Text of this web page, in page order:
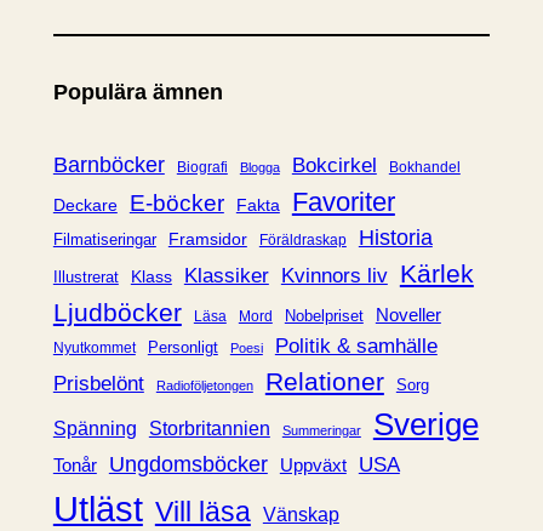
t
g
r
i
Populära ämnen
Barnböcker Biografi Blogga Bokcirkel Bokhandel
Deckare E-böcker Fakta Favoriter
Filmatiseringar Framsidor Föräldraskap Historia
Illustrerat Klass Klassiker Kvinnors liv Kärlek
Ljudböcker
Läsa Mord Nobelpriset Noveller
Nyutkommet Personligt Poesi
Politik & samhälle
Prisbelönt
Radioföljetongen Relationer Sorg
Spänning Storbritannien Summeringar Sverige
Tonår Ungdomsböcker Uppväxt USA
Utläst Vill läsa Vänskap